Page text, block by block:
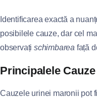
Identificarea exactă a
posibilele cauze, dar cel
observați schimbarea față
Principalele
Cauzele urinei maronii pot